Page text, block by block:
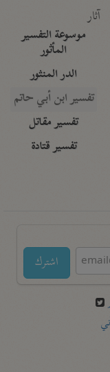
آثار
موسوعة التفسير
المأثور
الدر المنثور
تفسير ابن أبي حاتم
تفسير مقاتل
تفسير قتادة
اشترك